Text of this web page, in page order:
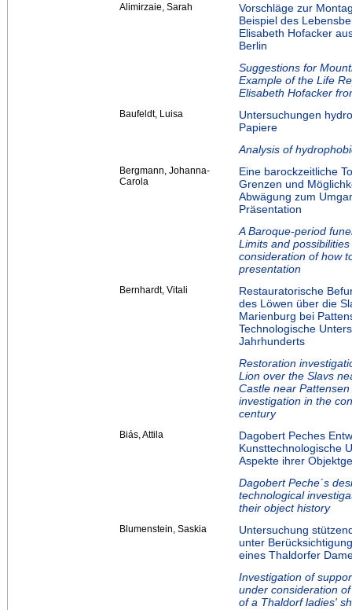
Alimirzaie, Sarah
Vorschläge zur
Beispiel des
Elisabeth Hofacker
Berlin
Suggestions for
Example of the Life
Elisabeth Hofacker
Baufeldt, Luisa
Untersuchungen
Papiere
Analysis of
Bergmann, Johanna-
Carola
Eine barockzeitliche
Grenzen und
Abwägung zum
Präsentation
A Baroque-period
Limits and
consideration of how
presentation
Bernhardt, Vitali
Restauratorische
des Löwen über die
Marienburg bei
Technologische
Jahrhunderts
Restoration
Lion over the Slavs
Castle near
investigation in the
century
Biás, Attila
Dagobert Peches
Kunsttechnologische
Aspekte ihrer
Dagobert Peche´s
technological
their object history
Blumenstein, Saskia
Untersuchung
unter
eines Thaldorfer
Investigation of
under consideration
of a Thaldorf ladies'